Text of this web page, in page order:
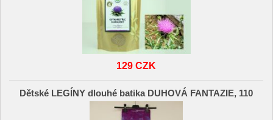
129 CZK
Dětské LEGÍNY dlouhé batika DUHOVÁ FANTAZIE, 110